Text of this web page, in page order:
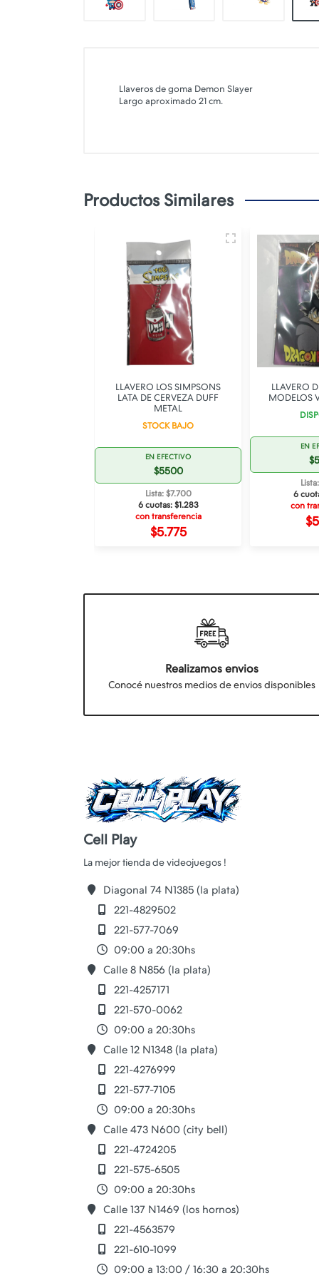
Llaveros de goma Demon Slayer
Largo aproximado 21 cm.
Productos Similares
LLAVERO LOS SIMPSONS
LATA DE CERVEZA DUFF
METAL
STOCK BAJO
EN EFECTIVO
$5500
Lista: $7.700
6 cuotas: $1.283
con transferencia
$5.775
LLAVERO
MODELOS
EN
6
con
Realizamos envios
Conocé nuestros medios de envios disponibles
Cell Play
Diagonal 74 N1385 (la plata)
221-4829502
221-577-7069
09:00 a 20:30hs
Calle 8 N856 (la plata)
221-4257171
221-570-0062
09:00 a 20:30hs
Calle 12 N1348 (la plata)
221-4276999
221-577-7105
09:00 a 20:30hs
Calle 473 N600 (city bell)
221-4724205
221-575-6505
09:00 a 20:30hs
Calle 137 N1469 (los hornos)
221-4563579
221-610-1099
09:00 a 13:00 / 16:30 a 20:30hs